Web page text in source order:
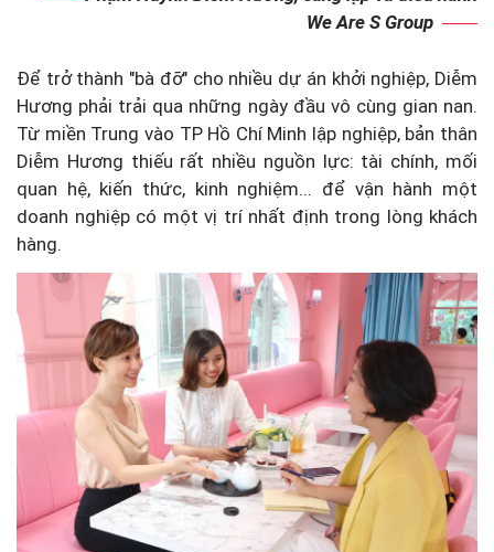
We Are S Group
Để trở thành "bà đỡ" cho nhiều dự án khởi nghiệp, Diễm
Hương phải trải qua những ngày đầu vô cùng gian nan.
Từ miền Trung vào TP Hồ Chí Minh lập nghiệp, bản thân
Diễm Hương thiếu rất nhiều nguồn lực: tài chính, mối
quan hệ, kiến thức, kinh nghiệm... để vận hành một
doanh nghiệp có một vị trí nhất định trong lòng khách
hàng.